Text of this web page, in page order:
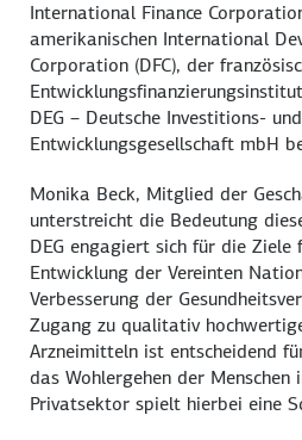
International Finance
amerikanischen International
Corporation (DFC), der
DEG – Deutsche Investitions- und
Entwicklungsgesellschaft mbH
Monika Beck, Mitglied der
unterstreicht die Bedeutung
DEG engagiert sich für die Ziele
Entwicklung der Vereinten
Verbesserung der
Zugang zu qualitativ
Arzneimitteln ist entscheidend
das Wohlergehen der
Privatsektor spielt hierbei eine